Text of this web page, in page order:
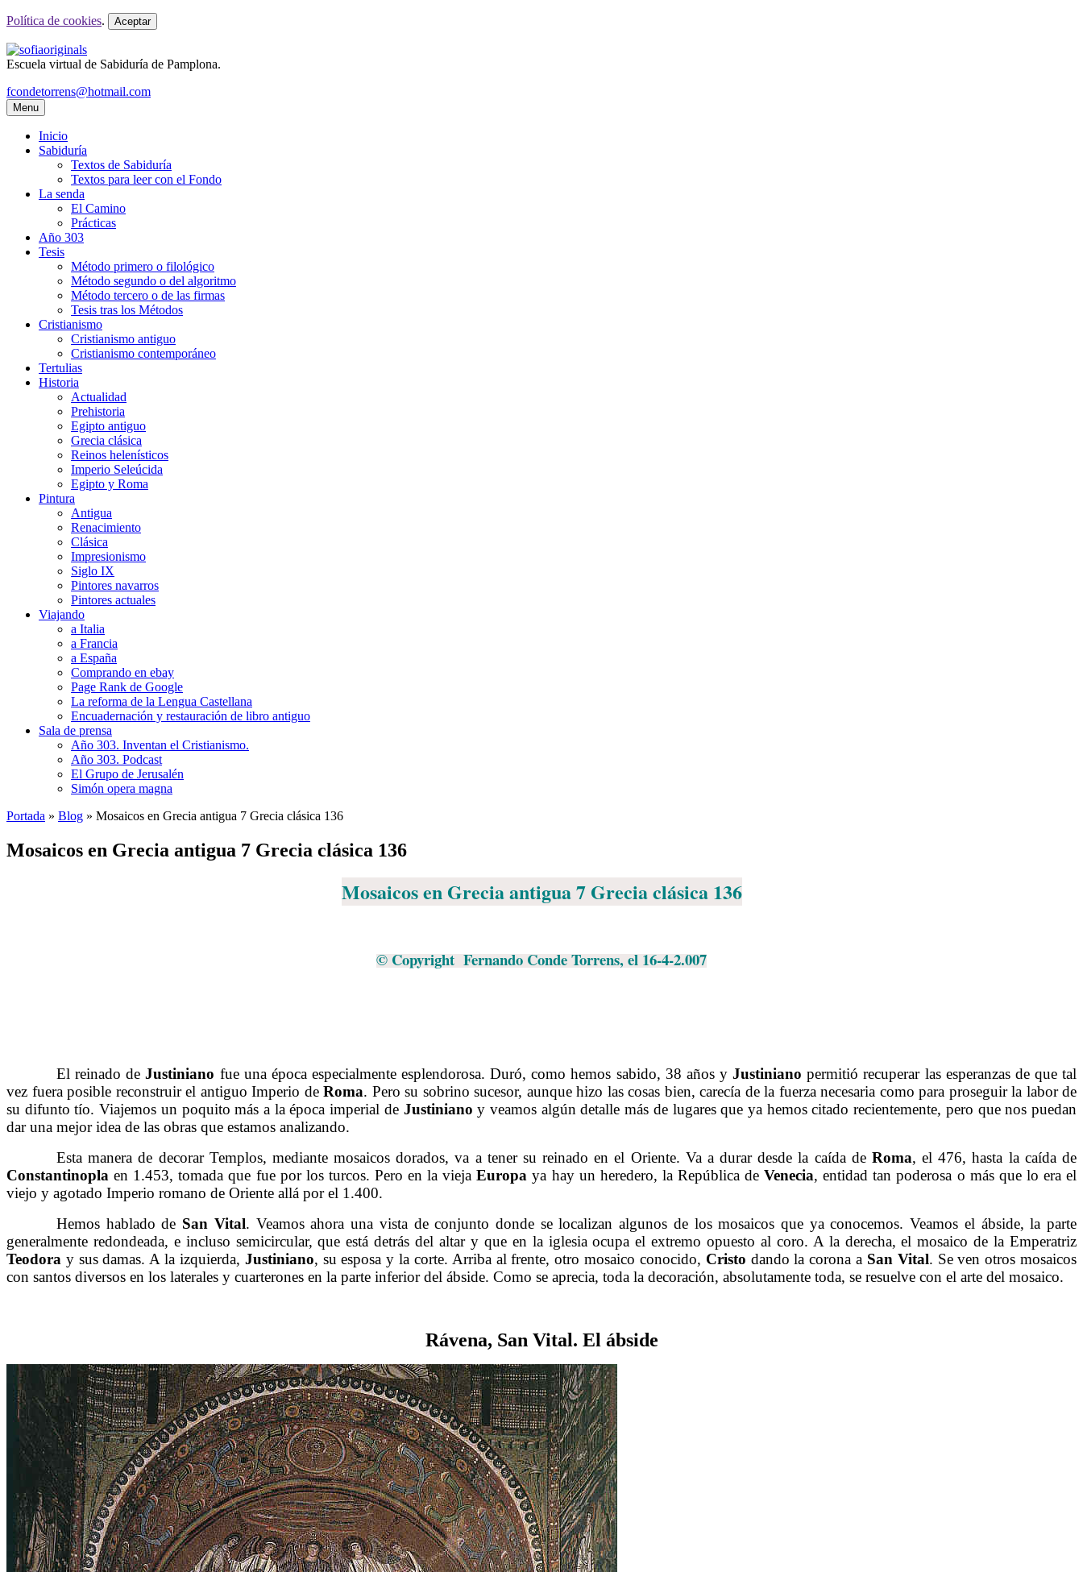
Política de cookies. Aceptar
Escuela virtual de Sabiduría de Pamplona.
fcondetorrens@hotmail.com
Menu
Inicio
Sabiduría
Textos de Sabiduría
Textos para leer con el Fondo
La senda
El Camino
Prácticas
Año 303
Tesis
Método primero o filológico
Método segundo o del algoritmo
Método tercero o de las firmas
Tesis tras los Métodos
Cristianismo
Cristianismo antiguo
Cristianismo contemporáneo
Tertulias
Historia
Actualidad
Prehistoria
Egipto antiguo
Grecia clásica
Reinos helenísticos
Imperio Seleúcida
Egipto y Roma
Pintura
Antigua
Renacimiento
Clásica
Impresionismo
Siglo IX
Pintores navarros
Pintores actuales
Viajando
a Italia
a Francia
a España
Comprando en ebay
Page Rank de Google
La reforma de la Lengua Castellana
Encuadernación y restauración de libro antiguo
Sala de prensa
Año 303. Inventan el Cristianismo.
Año 303. Podcast
El Grupo de Jerusalén
Simón opera magna
Portada » Blog » Mosaicos en Grecia antigua 7 Grecia clásica 136
Mosaicos en Grecia antigua 7 Grecia clásica 136
Mosaicos en Grecia antigua 7 Grecia clásica 136
© Copyright Fernando Conde Torrens, el 16-4-2.007
El reinado deJustiniano fue una época especialmente esplendorosa. Duró, como hemos sabido, 38 años yJustiniano permitió recuperar las esperanzas de que tal
vez fuera posible reconstruir el antiguo Imperio de Roma. Pero su sobrino sucesor, aunque hizo las cosas bien, carecía de la fuerza necesaria como para proseguir la labor de
su difunto tío. Viajemos un poquito más a la época imperial de Justiniano y veamos algún detalle más de lugares que ya hemos citado recientemente, pero que nos puedan
dar una mejor idea de las obras que estamos analizando.
Esta manera de decorar Templos, mediante mosaicos dorados, va a tener su reinado en el Oriente. Va a durar desde la caída de Roma, el 476, hasta la caída de
Constantinopla en 1.453, tomada que fue por los turcos. Pero en la viejaEuropa ya hay un heredero, la República deVenecia, entidad tan poderosa o más que lo era el
viejo y agotado Imperio romano de Oriente allá por el 1.400.
Hemos hablado de San Vital. Veamos ahora una vista de conjunto donde se localizan algunos de los mosaicos que ya conocemos. Veamos el ábside, la parte
generalmente redondeada, e incluso semicircular, que está detrás del altar y que en la iglesia ocupa el extremo opuesto al coro. A la derecha, el mosaico de la Emperatriz
Teodora y sus damas. A la izquierda, Justiniano, su esposa y la corte. Arriba al frente, otro mosaico conocido, Cristo dando la corona a San Vital. Se ven otros mosaicos
con santos diversos en los laterales y cuarterones en la parte inferior del ábside. Como se aprecia, toda la decoración, absolutamente toda, se resuelve con el arte del mosaico.
Rávena, San Vital. El ábside